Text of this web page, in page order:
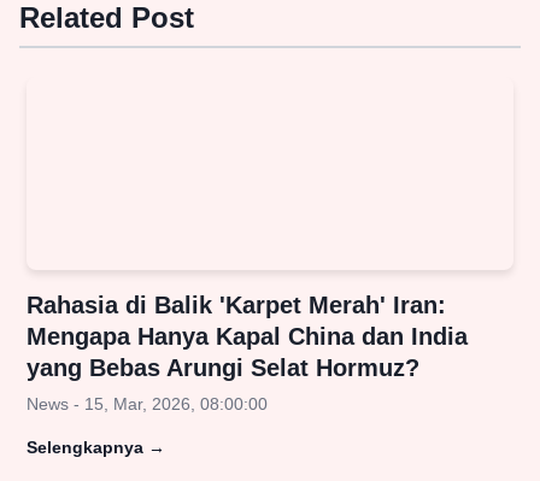
Related Post
Rahasia di Balik 'Karpet Merah' Iran:
Mengapa Hanya Kapal China dan India
yang Bebas Arungi Selat Hormuz?
News - 15, Mar, 2026, 08:00:00
Selengkapnya →